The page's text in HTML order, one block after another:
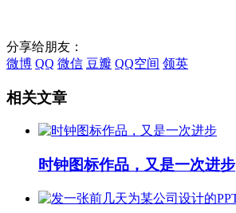
分享给朋友：
微博 QQ 微信 豆瓣 QQ空间 领英
相关文章
时钟图标作品，又是一次进步